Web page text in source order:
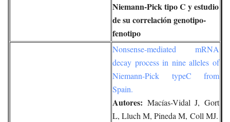
Niemann-Pick tipo C y estudio
de su correlación genotipo-
fenotipo
Nonsense-mediated mRNA
decay process in nine alleles of
Niemann-Pick typeC from
Spain.
Autores: Macías-Vidal J, Gort
L, Lluch M, Pineda M, Coll MJ.